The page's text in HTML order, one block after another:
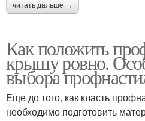
читать дальше →
Как положить
крышу ровно.
выбора
Еще до того, как класть
необходимо подготовить